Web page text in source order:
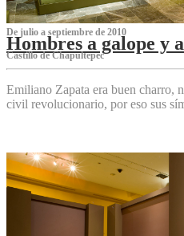
De julio a septiembre de 2010
Hombres a galope y
Castillo de Chapultepec
Emiliano Zapata era buen charro,
civil revolucionario, por eso sus